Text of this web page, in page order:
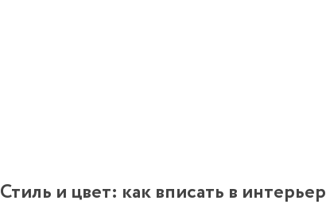
Стиль и цвет: как вписать в интерьер